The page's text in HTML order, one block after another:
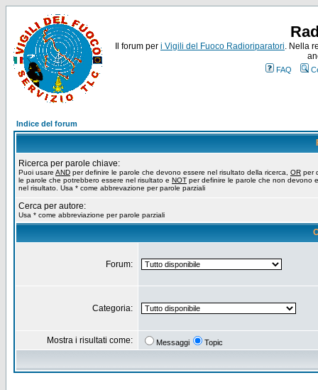
Il forum per i Vigili del Fuoco Radioriparatori. Nella
FAQ
Indice del forum
Ricerca per parole chiave:
Puoi usare AND per definire le parole che devono essere nel risultato della ricerca, OR per
le parole che potrebbero essere nel risultato e NOT per definire le parole che non devono
nel risultato. Usa * come abbrevazione per parole parziali
Cerca per autore:
Usa * come abbreviazione per parole parziali
Forum:
Categoria:
Mostra i risultati come: Messaggi Topic